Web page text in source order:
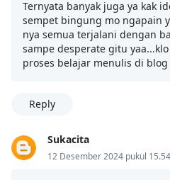
Ternyata banyak juga ya kak
sempet bingung mo ngapain
nya semua terjalani dengan
sampe desperate gitu
proses belajar menulis di blog
Reply
Sukacita
12 Desember 2024 pukul 15.54